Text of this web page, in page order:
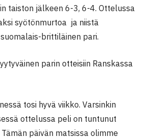
taiston jälkeen 6-3, 6-4. Ottelussa
syötönmurtoa ja niistä
brittiläinen pari.
parin otteisiin Ranskassa
tosi hyvä viikko. Varsinkin
ottelussa peli on tuntunut
päivän matsissa olimme